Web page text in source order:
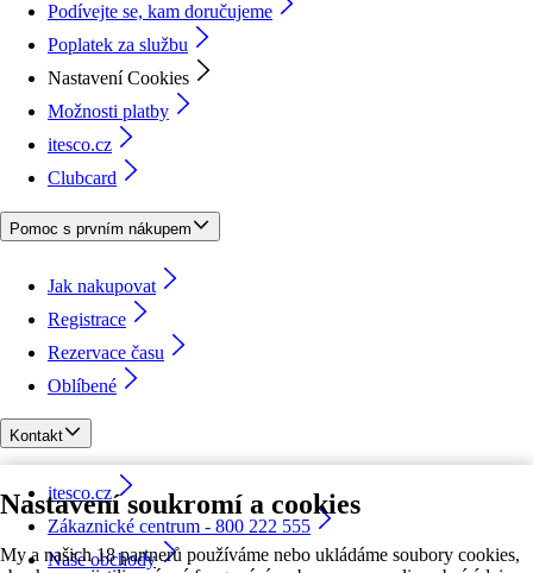
Nastavení soukromí a cookies
My a našich 18 partnerů používáme nebo ukládáme soubory cookies,
Podívejte se, kam doručujeme
Poplatek za službu
Nastavení Cookies
Možnosti platby
itesco.cz
Clubcard
Pomoc s prvním nákupem
Jak nakupovat
Registrace
Rezervace času
Oblíbené
Kontakt
itesco.cz
Zákaznické centrum - 800 222 555
Naše obchody